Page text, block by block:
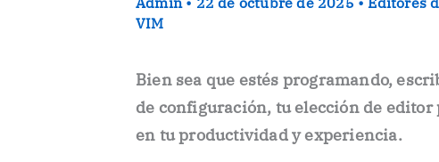
VIM
Bien sea que estés programando,
de configuración, tu elección de
en tu productividad y experiencia.